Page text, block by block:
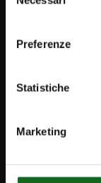
del
Preferenze
Statistiche
Marketing